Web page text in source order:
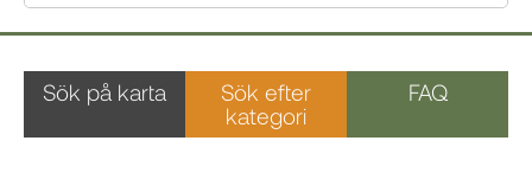
Sök på karta
Sök efter
kategori
FAQ